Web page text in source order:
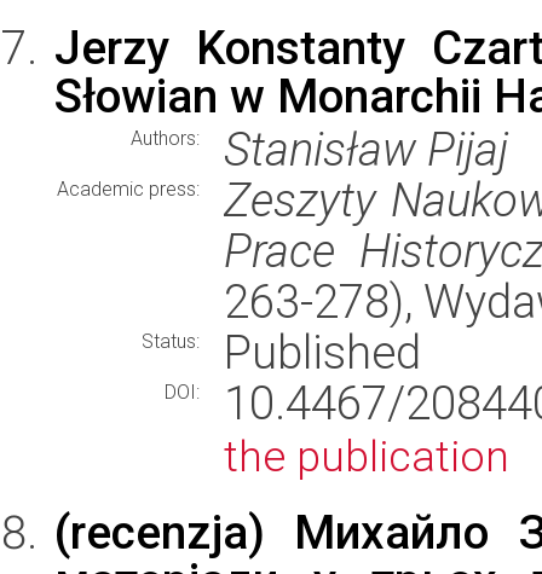
Jerzy Konstanty
Słowian w Monarchii
Authors: Stanisław Pijaj
Academic press:
Zeszyty
Prace
263-278),
Status: Published
DOI: 10.4467/
the publication
(recenzja) Михайло